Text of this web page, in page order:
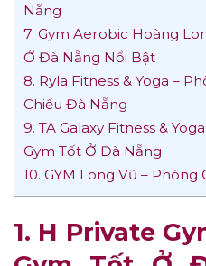
Nẵng
7. Gym Aerobic Hoàng
Ở Đà Nẵng Nổi Bật
8. Ryla Fitness & Yoga –
Chiểu Đà Nẵng
9. TA Galaxy Fitness &
Gym Tốt Ở Đà Nẵng
10. GYM Long Vũ – Phòng
1. H Private